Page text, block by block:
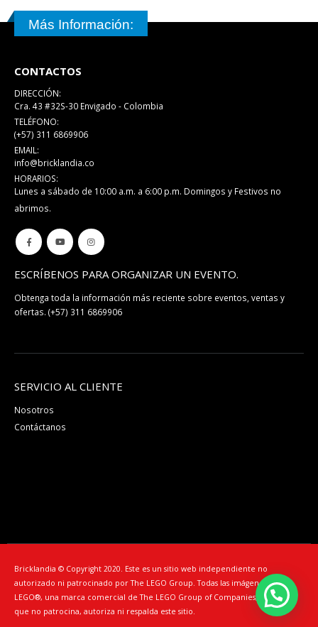
Más Información:
CONTACTOS
DIRECCIÓN:
Cra. 43 #32S-30 Envigado - Colombia
TELÉFONO:
(+57) 311 6869906
EMAIL:
info@bricklandia.co
HORARIOS:
Lunes a sábado de 10:00 a.m. a 6:00 p.m. Domingos y Festivos no
abrimos.
ESCRÍBENOS PARA ORGANIZAR UN EVENTO.
Obtenga toda la información más reciente sobre eventos, ventas y
ofertas. (+57) 311 6869906
SERVICIO AL CLIENTE
Nosotros
Contáctanos
Bricklandia © Copyright 2020. Este es un sitio web independiente no
autorizado ni patrocinado por The LEGO Group. Todas las imágenes son de
LEGO®️, una marca comercial de The LEGO Group of Companies, entidad
que no patrocina, autoriza ni respalda este sitio.